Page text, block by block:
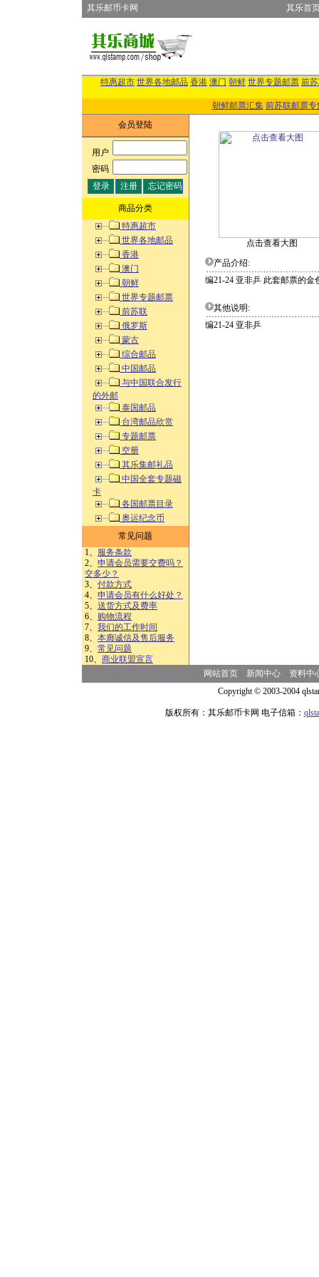
其乐邮币卡网 其乐首
特惠超市 世界各地邮品 香港 澳门 朝鲜 世界专题邮票 前
朝鲜邮票汇集 前苏联邮票专
会员登陆
用户:
密码:
商品分类
特惠超市
世界各地邮品
香港
澳门
朝鲜
世界专题邮票
前苏联
俄罗斯
蒙古
综合邮品
中国邮品
与中国联合发行
的外邮
泰国邮品
台湾邮品欣赏
专题邮票
空册
其乐集邮礼品
中国全套专题磁
卡
各国邮票目录
奥运纪念币
常见问题
1、 服务条款
2、 申请会员需要交费吗？
交多少？
3、 付款方式
4、 申请会员有什么好处？
5、 送货方式及费率
6、 购物流程
7、 我们的工作时间
8、 本廊诚信及售后服务
9、 常见问题
10、 商业联盟宣言
点击查看大图
产品介绍:
编21-24 亚非乒 此套邮票的
其他说明:
编21-24 亚非乒
网站首页 新闻中心
资料中
Copyright © 2003-2004
版权所有：其乐邮币卡网 电子信箱：